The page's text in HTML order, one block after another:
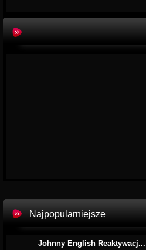
Najpopularniejsze
Johnny English Reaktywacj...